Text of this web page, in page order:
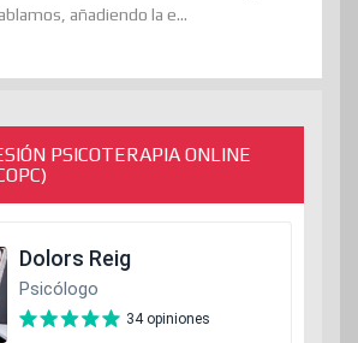
añadiendo la e...
PSICOTERAPIA ONLINE